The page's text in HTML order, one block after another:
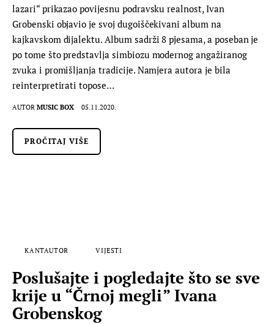
lazari“ prikazao povijesnu podravsku realnost, Ivan
Grobenski objavio je svoj dugoiščekivani album na
kajkavskom dijalektu. Album sadrži 8 pjesama, a poseban je
po tome što predstavlja simbiozu modernog angažiranog
zvuka i promišljanja tradicije. Namjera autora je bila
reinterpretirati topose…
AUTOR MUSIC BOX 05.11.2020.
PROČITAJ VIŠE
KANTAUTOR VIJESTI
Poslušajte i pogledajte što se sve
krije u “Črnoj megli” Ivana
Grobenskog